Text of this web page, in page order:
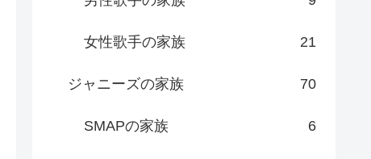
女性歌手の家族 21
ジャニーズの家族 70
SMAPの家族 6